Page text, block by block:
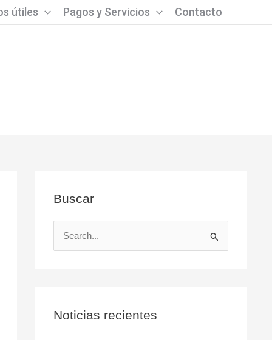
útiles Pagos y Servicios Contacto
Buscar
a
Noticias recientes